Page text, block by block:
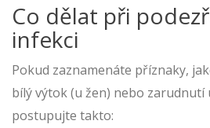
Co dělat při
infekci
Pokud zaznamenáte příznaky,
bílý výtok (u žen) nebo zarudnutí
postupujte takto: